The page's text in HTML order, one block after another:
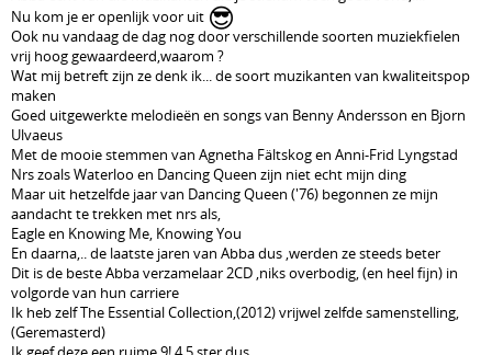
Nu kom je er openlijk voor uit 😎
Ook nu vandaag de dag nog door verschillende soorten muziekfielen
vrij hoog gewaardeerd,waarom ?
Wat mij betreft zijn ze denk ik... de soort muzikanten van kwaliteitspop
maken
Goed uitgewerkte melodieën en songs van Benny Andersson en Bjorn
Ulvaeus
Met de mooie stemmen van Agnetha Fältskog en Anni-Frid Lyngstad
Nrs zoals Waterloo en Dancing Queen zijn niet echt mijn ding
Maar uit hetzelfde jaar van Dancing Queen ('76) begonnen ze mijn
aandacht te trekken met nrs als,
Eagle en Knowing Me, Knowing You
En daarna,.. de laatste jaren van Abba dus ,werden ze steeds beter
Dit is de beste Abba verzamelaar 2CD ,niks overbodig, (en heel fijn) in
volgorde van hun carriere
Ik heb zelf The Essential Collection,(2012) vrijwel zelfde samenstelling,
(Geremasterd)